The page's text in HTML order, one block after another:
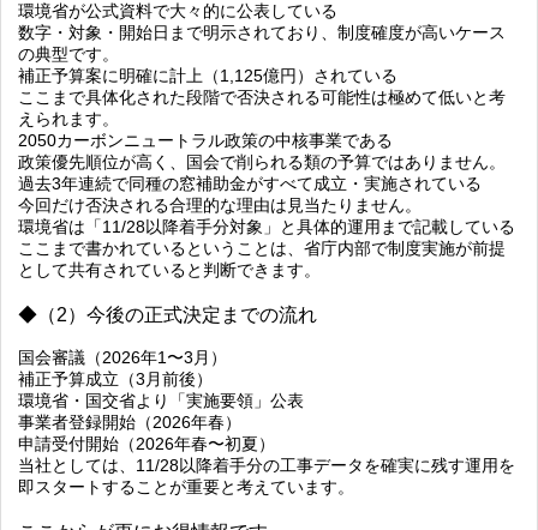
環境省が公式資料で大々的に公表している
数字・対象・開始日まで明示されており、制度確度が高いケース
の典型です。
補正予算案に明確に計上（1,125億円）されている
ここまで具体化された段階で否決される可能性は極めて低いと考
えられます。
2050カーボンニュートラル政策の中核事業である
政策優先順位が高く、国会で削られる類の予算ではありません。
過去3年連続で同種の窓補助金がすべて成立・実施されている
今回だけ否決される合理的な理由は見当たりません。
環境省は「11/28以降着手分対象」と具体的運用まで記載している
ここまで書かれているということは、省庁内部で制度実施が前提
として共有されていると判断できます。
◆（2）今後の正式決定までの流れ
国会審議（2026年1〜3月）
補正予算成立（3月前後）
環境省・国交省より「実施要領」公表
事業者登録開始（2026年春）
申請受付開始（2026年春〜初夏）
当社としては、 11/28以降着手分の工事データを確実に残す運用を
即スタートすることが重要と考えています。